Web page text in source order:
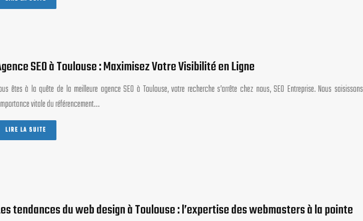
SEO à Toulouse : Maximisez Votre Visibilité en Ligne
êtes à la quête de la meilleure agence SEO à Toulouse, votre recherche s’arrête chez nous, SEO Entreprise. Nous saisissons
vitale du référencement…
LIRE LA SUITE
tendances du web design à Toulouse : l’expertise des webmasters à la pointe